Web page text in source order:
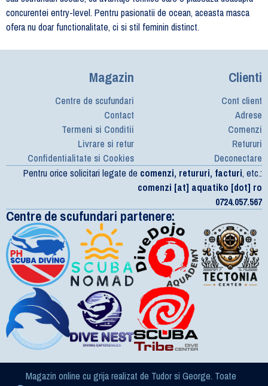
concurentei entry-level. Pentru pasionatii de ocean, aceasta masca
ofera nu doar functionalitate, ci si stil feminin distinct.
Magazin
Centre de scufundari
Contact
Termeni si Conditii
Livrare si retur
Confidentialitate si Cookies
Clienti
Cont client
Adrese
Comenzi
Retururi
Deconectare
Pentru orice solicitari legate de comenzi, retururi, facturi, etc.:
comenzi [at] aquatiko [dot] ro
0724.057.567
Centre de scufundari partenere:
Magazin online cu grija realizat de Tudor si George. Toate